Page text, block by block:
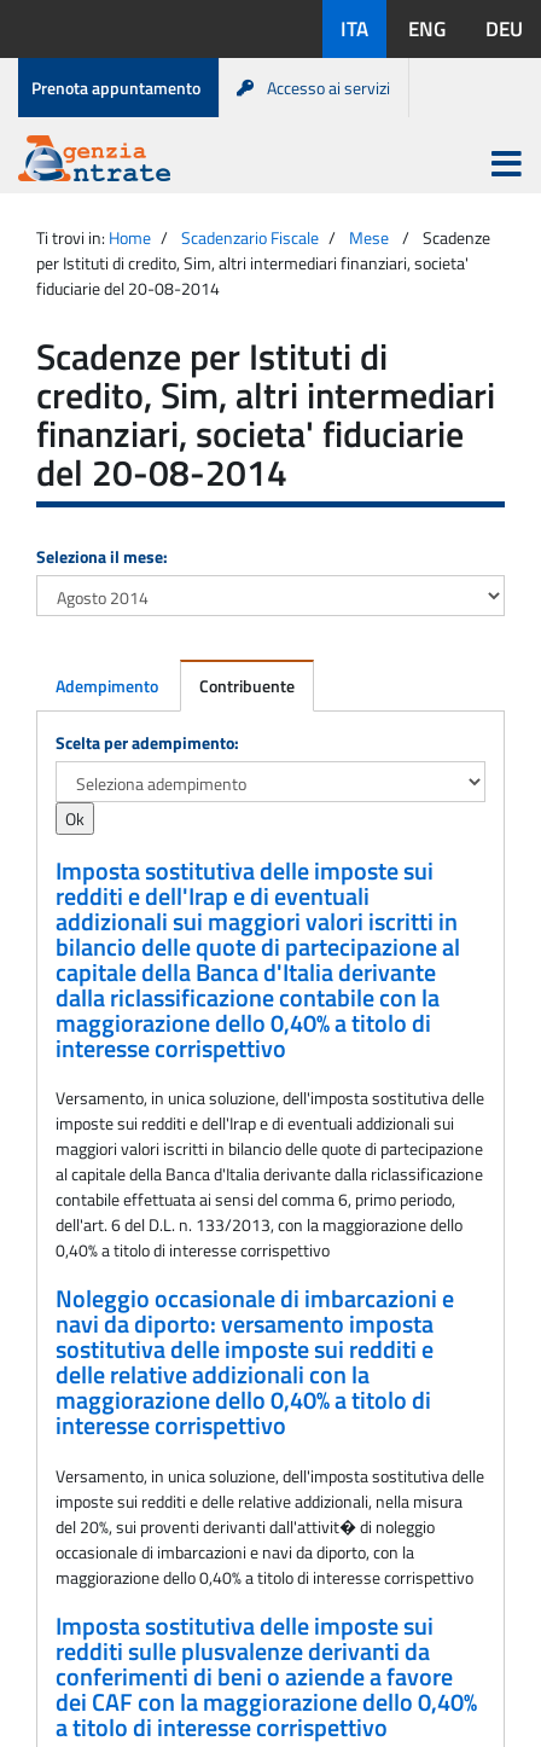
contenuto
disponibili:
ITA ENG DEU
Menu
di
servizio
Prenota appuntamento Accesso ai servizi
Agenzia
Entrate
Apri
menu
principale
Ti trovi in: Home Scadenzario Fiscale Mese
Scadenze
per Istituti di credito, Sim, altri intermediari finanziari, societa'
fiduciarie del 20-08-2014
Scadenze per Istituti di
credito, Sim, altri intermediari
finanziari, societa' fiduciarie
del 20-08-2014
Seleziona il mese:
Adempimento Contribuente
Adempimento
Scelta per adempimento:
Imposta sostitutiva delle imposte sui
redditi e dell'Irap e di eventuali
addizionali sui maggiori valori iscritti in
bilancio delle quote di partecipazione al
capitale della Banca d'Italia derivante
dalla riclassificazione contabile con la
maggiorazione dello 0,40% a titolo di
interesse corrispettivo
Versamento, in unica soluzione, dell'imposta sostitutiva delle
imposte sui redditi e dell'Irap e di eventuali addizionali sui
maggiori valori iscritti in bilancio delle quote di partecipazione
al capitale della Banca d'Italia derivante dalla riclassificazione
contabile effettuata ai sensi del comma 6, primo periodo,
dell'art. 6 del D.L. n. 133/2013, con la maggiorazione dello
0,40% a titolo di interesse corrispettivo
Noleggio occasionale di imbarcazioni e
navi da diporto: versamento imposta
sostitutiva delle imposte sui redditi e
delle relative addizionali con la
maggiorazione dello 0,40% a titolo di
interesse corrispettivo
Versamento, in unica soluzione, dell'imposta sostitutiva delle
imposte sui redditi e delle relative addizionali, nella misura
del 20%, sui proventi derivanti dall'attivit� di noleggio
occasionale di imbarcazioni e navi da diporto, con la
maggiorazione dello 0,40% a titolo di interesse corrispettivo
Imposta sostitutiva delle imposte sui
redditi sulle plusvalenze derivanti da
conferimenti di beni o aziende a favore
dei CAF con la maggiorazione dello 0,40%
a titolo di interesse corrispettivo